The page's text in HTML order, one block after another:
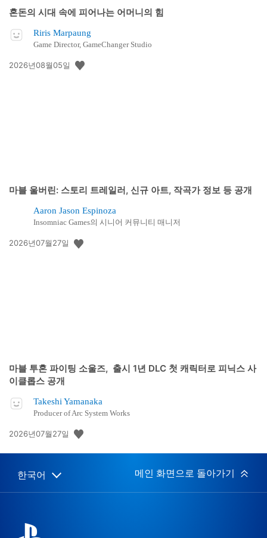
혼돈의 시대 속에 피어나는 어머니의 힘
Riris Marpaung
Game Director, GameChanger Studio
공
2026년08월05일
마블 울버린: 스토리 트레일러, 신규 아트, 작곡가 정보 등 공개
Aaron Jason Espinoza
Insomniac Games의 시니어 커뮤니티 매니저
공
2026년07월27일
마블 투혼 파이팅 소울즈, 출시 1년 DLC 첫 캐릭터로 피닉스 사
이클롭스 공개
Takeshi Yamanaka
Producer of Arc System Works
공
일:
2026년07월27일
Select
Current
한국어 메인 화면으로 돌아가기